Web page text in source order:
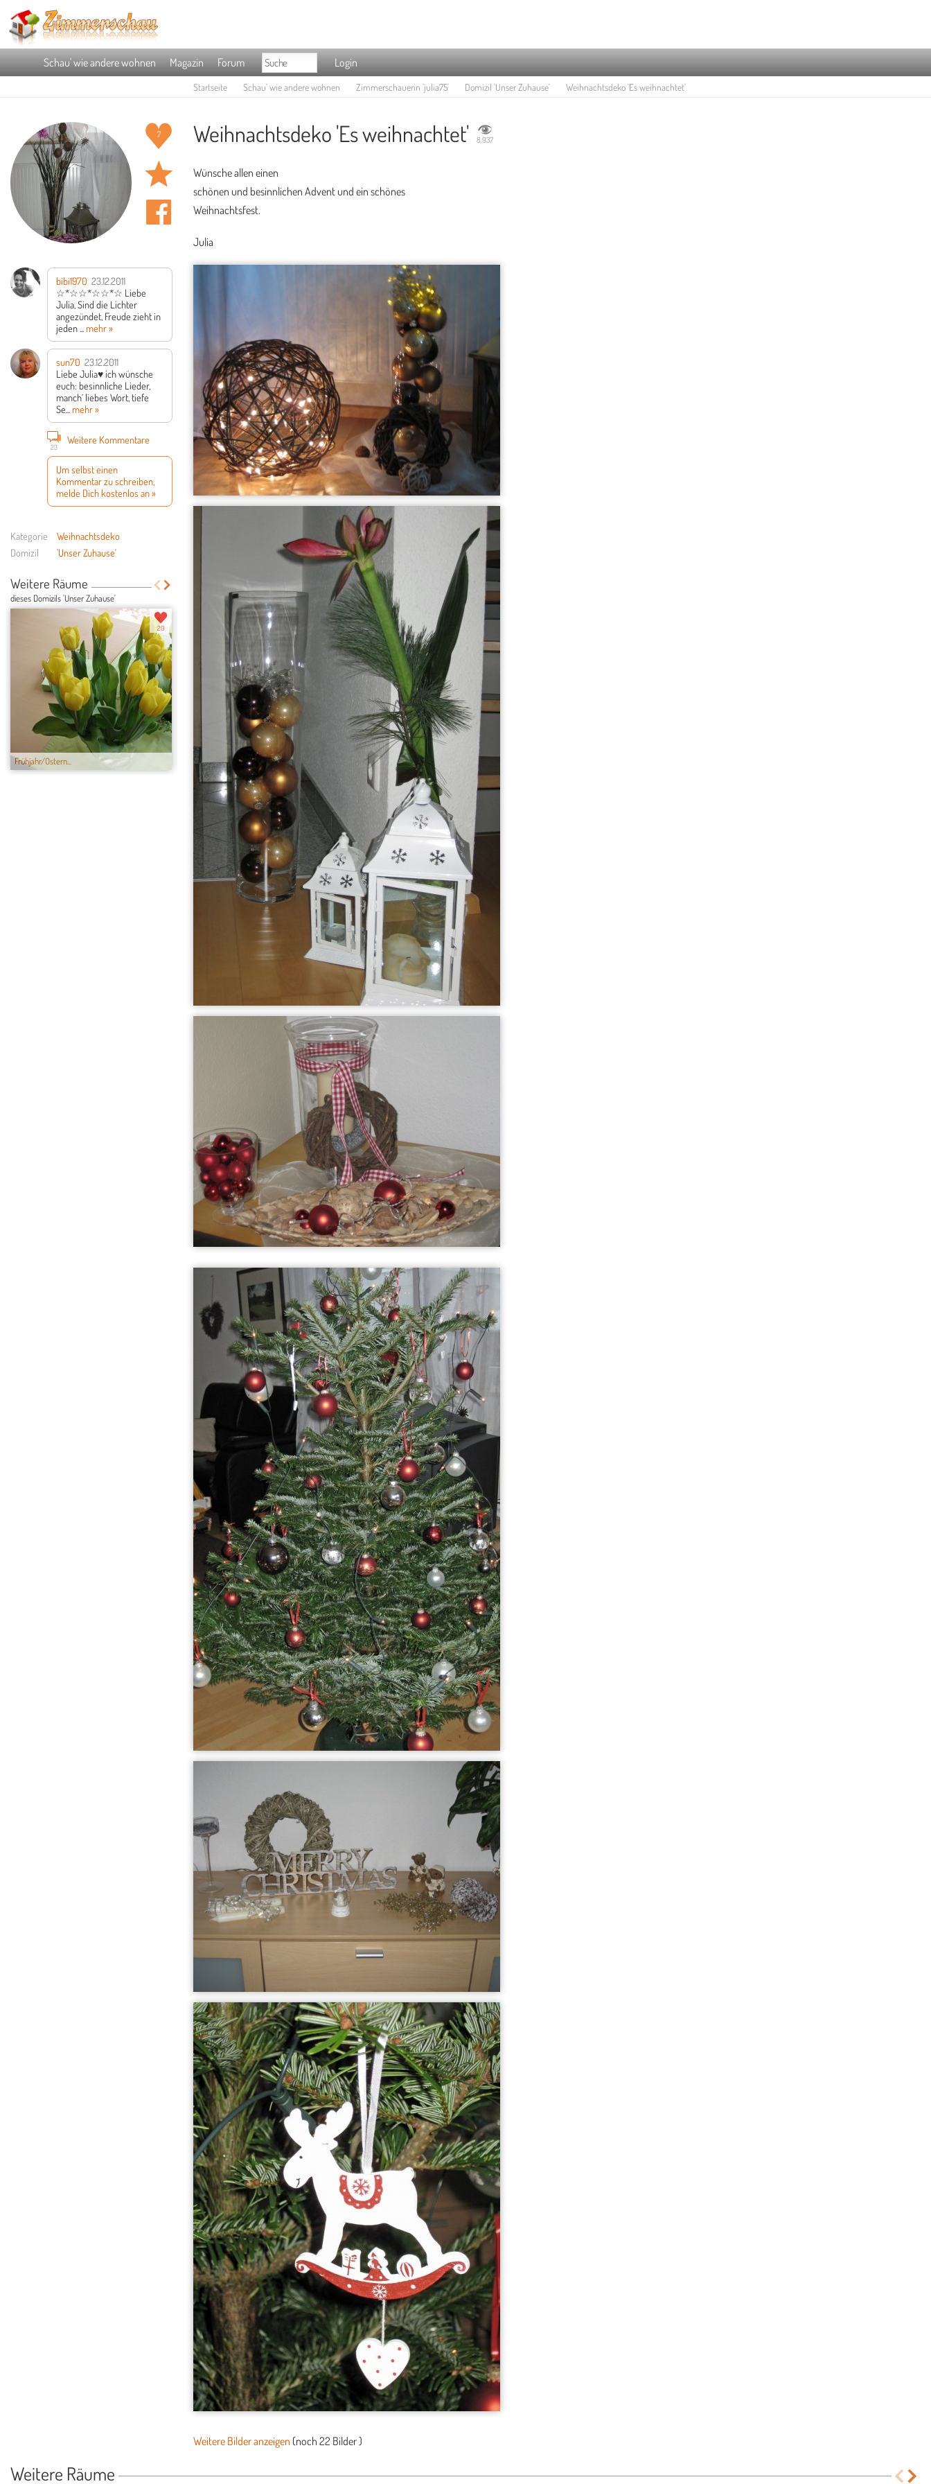
Schau' wie andere wohnen Magazin Forum Login
Startseite Schau' wie andere wohnen Zimmerschauerin 'julia75' Domizil 'Unser Zuhause' Weihnachtsdeko 'Es weihnachtet'
7
bibi1970 23.12.2011
☆*☆☆*☆☆*☆ Liebe
Julia,Sind die Lichter
angezündet, Freude zieht in
jeden ...mehr »
sun70 23.12.2011
Liebe Julia♥ich wünsche
euch: besinnliche Lieder,
manch´ liebes Wort,tiefe
Se...mehr »
23
Weitere Kommentare
Um selbst einen
Kommentar zu schreiben,
melde Dich kostenlos an »
Kategorie
Weihnachtsdeko
Domizil
'Unser Zuhause'
Weitere Räume
dieses Domizils 'Unser Zuhause'
Frühjahr/Ostern...
20
Urlaub 2011
5
Deko
Weihnachtsdeko 'Es weihnachtet' 8.937
Wünsche allen einen
schönen und besinnlichen Advent und ein schönes
Weihnachtsfest.
Julia
Weitere Bilder anzeigen (noch 22 Bilder)
Weitere Räume